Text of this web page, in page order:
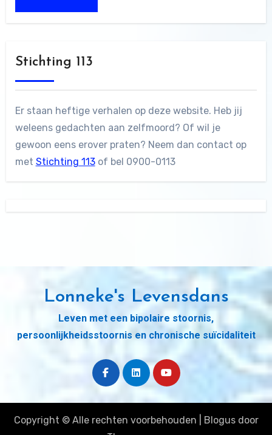
Stichting 113
Er staan heftige verhalen op deze website. Heb jij
weleens gedachten aan zelfmoord? Of wil je
gewoon eens erover praten? Neem dan contact op
met Stichting 113of bel 0900-0113
Lonneke's Levensdans
Leven met een bipolaire stoornis,
persoonlijkheidsstoornis en chronische suïcidaliteit
Copyright © Alle rechten voorbehouden Blogusdoor